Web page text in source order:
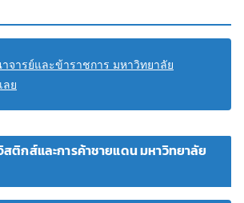
จารย์และข้าราชการ มหาวิทยาลัย
ลย
ติกส์และการค้าชายแดน มหาวิทยาลัย